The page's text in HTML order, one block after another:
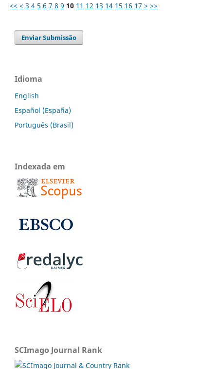
<< < 3 4 5 6 7 8 9 10 11 12 13 14 15 16 17 > >>
Enviar Submissão
Idioma
English
Español (España)
Português (Brasil)
Indexada em
SCImago Journal Rank